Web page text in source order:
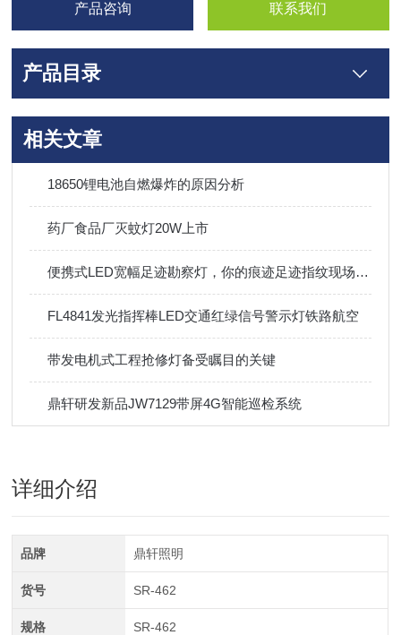
产品咨询 联系我们
产品目录
相关文章
18650锂电池自燃爆炸的原因分析
药厂食品厂灭蚊灯20W上市
便携式LED宽幅足迹勘察灯，你的痕迹足迹指纹现场拍档！
FL4841发光指挥棒LED交通红绿信号警示灯铁路航空
带发电机式工程抢修灯备受瞩目的关键
鼎轩研发新品JW7129带屏4G智能巡检系统
详细介绍
品牌 鼎轩照明
货号 SR-462
规格 SR-462